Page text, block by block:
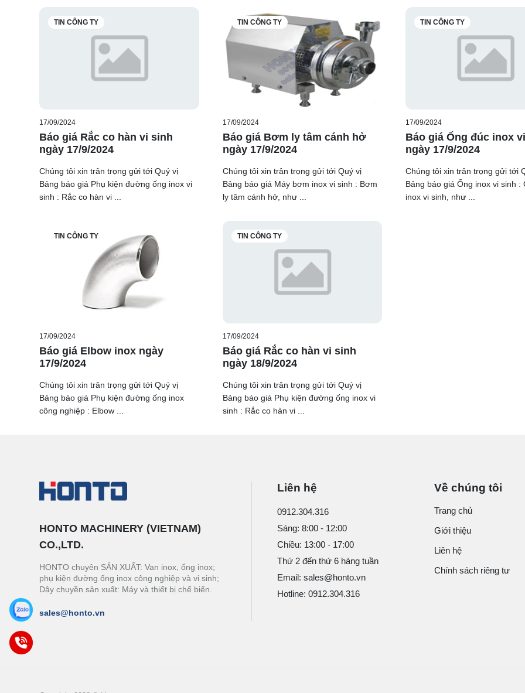
TIN CÔNG TY
17/09/2024
Báo giá Rắc co hàn vi sinh
ngày 17/9/2024
Chúng tôi xin trân trọng gửi tới Quý vị
Bảng báo giá Phụ kiện đường ống inox vi
sinh : Rắc co hàn vi ...
TIN CÔNG TY
17/09/2024
Báo giá Bơm ly tâm cánh hở
ngày 17/9/2024
Chúng tôi xin trân trọng gửi tới Quý vị
Bảng báo giá Máy bơm inox vi sinh : Bơm
ly tâm cánh hở, như ...
TIN CÔNG TY
17/09/2024
Báo giá Ống đúc inox
ngày 17/9/2024
Chúng tôi xin trân trọng gửi tới
Bảng báo giá Ống inox vi sinh :
inox vi sinh, như ...
TIN CÔNG TY
17/09/2024
Báo giá Elbow inox ngày
17/9/2024
Chúng tôi xin trân trọng gửi tới Quý vị
Bảng báo giá Phụ kiện đường ống inox
công nghiệp : Elbow ...
TIN CÔNG TY
17/09/2024
Báo giá Rắc co hàn vi sinh
ngày 18/9/2024
Chúng tôi xin trân trọng gửi tới Quý vị
Bảng báo giá Phụ kiện đường ống inox vi
sinh : Rắc co hàn vi ...
HONTO MACHINERY (VIETNAM)
CO.,LTD.
HONTO chuyên SẢN XUẤT: Van inox, ống inox;
phụ kiện đường ống inox công nghiệp và vi sinh;
Dây chuyền sản xuất: Máy và thiết bị chế biến.
sales@honto.vn
Liên hệ
0912.304.316
Sáng: 8:00 - 12:00
Chiều: 13:00 - 17:00
Thứ 2 đến thứ 6 hàng tuần
Email: sales@honto.vn
Hotline: 0912.304.316
Về chúng tôi
Trang chủ
Giới thiệu
Liên hệ
Chính sách riêng tư